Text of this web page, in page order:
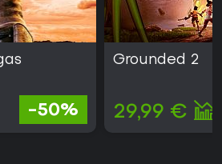
-50%
Grounded 2
29,99 €